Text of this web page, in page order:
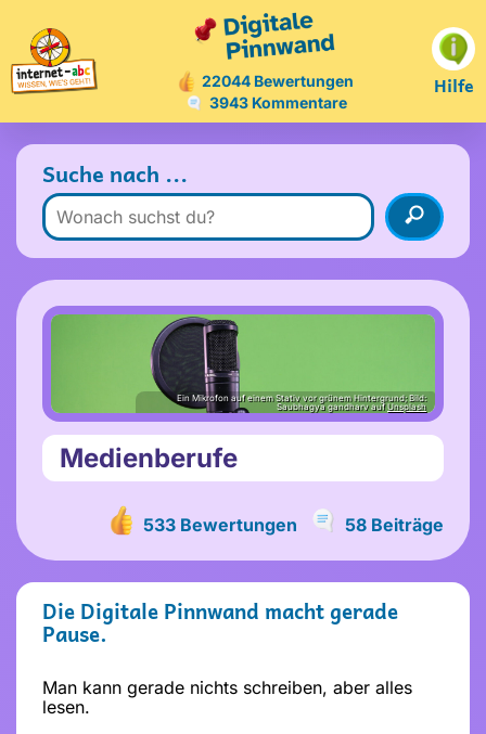
22044 Bewertungen
3943 Kommentare
Hilfe
Suche nach ...
Ein Mikrofon auf einem Stativ vor grünem Hintergrund; Bild:
Saubhagya gandharv aufUnsplash
Medienberufe
533 Bewertungen 58 Beiträge
Die Digitale Pinnwand macht gerade
Pause.
Man kann gerade nichts schreiben, aber alles
lesen.